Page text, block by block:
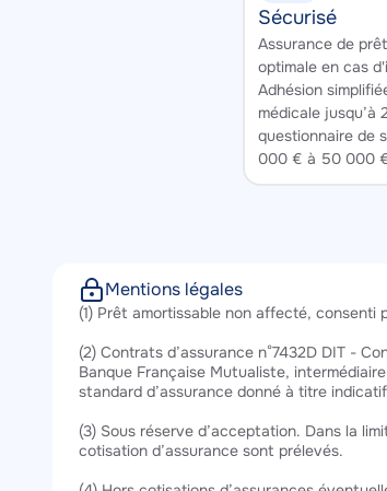
Sécurisé
Texte
Assurance de
optimale en cas
Adhésion
médicale
questionnaire de
000 € à 50 000
Mentions légales
Texte
(1) Prêt amortissable non affecté,
(2) Contrats d’assurance n°7432D DIT -
Banque Française Mutualiste,
standard d’assurance donné à titre
(3) Sous réserve d’acceptation. Dans la
cotisation d’assurance sont prélevés.